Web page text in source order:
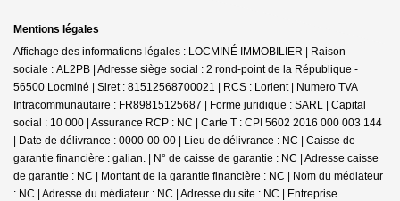
Mentions légales
Affichage des informations légales : LOCMINÉ IMMOBILIER | Raison
sociale : AL2PB | Adresse siège social : 2 rond-point de la République -
56500 Locminé | Siret : 81512568700021 | RCS : Lorient | Numero TVA
Intracommunautaire : FR89815125687 | Forme juridique : SARL | Capital
social : 10 000 | Assurance RCP : NC | Carte T : CPI 5602 2016 000 003 144
| Date de délivrance : 0000-00-00 | Lieu de délivrance : NC | Caisse de
garantie financière : galian. | N° de caisse de garantie : NC | Adresse caisse
de garantie : NC | Montant de la garantie financière : NC | Nom du médiateur
: NC | Adresse du médiateur : NC | Adresse du site : NC | Entreprise